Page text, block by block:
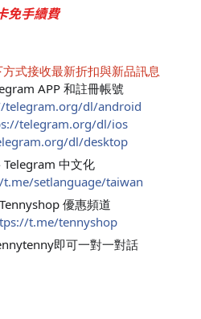
免手續費
式接收最新折扣與新品訊息
APP 和註冊帳號
telegram.org/dl/android
telegram.org/dl/ios
dl/desktop
Telegram 中文化
setlanguage/taiwan
優惠頻道
t.me/tennyshop
即可一對一對話